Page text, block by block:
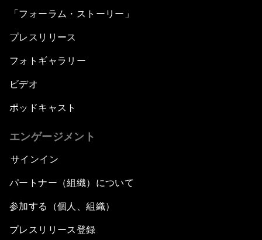
「フォーラム・ストーリー」
プレスリリース
フォトギャラリー
ビデオ
ポッドキャスト
エンゲージメント
サインイン
パートナー（組織）について
参加する（個人、組織）
プレスリリース登録